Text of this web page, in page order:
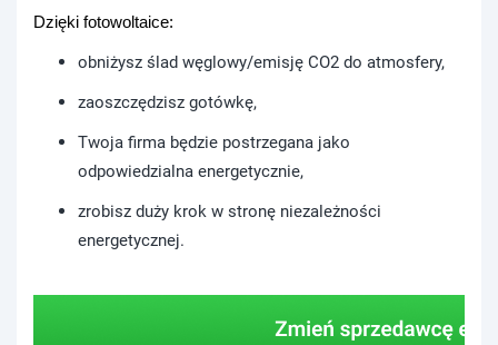
Dzięki fotowoltaice:
obniżysz ślad węglowy/emisję CO2 do atmosfery,
zaoszczędzisz gotówkę,
Twoja firma będzie postrzegana jako
odpowiedzialna energetycznie,
zrobisz duży krok w stronę niezależności
energetycznej.